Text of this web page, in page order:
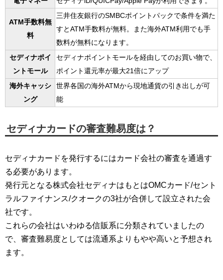
ATM手数料無
料
三井住友銀行のSMBCポイントパックで条件を満た
すとATM手数料が無料。また海外ATM利用でも手
数料が無料になります。
セディナポイ
ントモール
セディナポイントモールを経由してのお買い物で、
ポイント還元率が最大21倍にアップ
海外キャッシ
ング
世界各国の海外ATMから現地通貨の引き出しが可
能
セディナカードの審査難易度は？
セディナカードを発行するにはカード会社の審査を通過す
る必要があります。
発行元となる株式会社セディナはもとはOMCカード/セント
ラルファイナンス/クオークの3社が合併して設立された会
社です。
これらの会社はいわゆる信販系に分類されていましたの
で、審査難易度としては流通系よりもやや高いと予想され
ます。